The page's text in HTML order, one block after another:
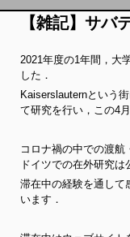
【雑記】サバ
2021年度の1年間，大
した．
Kaiserslauternという
て研究を行い，この4
コロナ禍の中での渡航
ドイツでの在外研究は
滞在中の経験を通して
います．